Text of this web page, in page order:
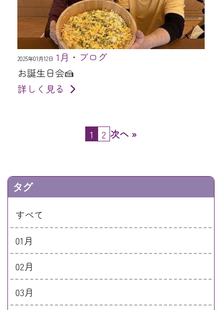
2025年01月12日 1月・ブログ
お誕生日会🍰
詳しく見る
1 2 次へ »
タグ
すべて
01月
02月
03月